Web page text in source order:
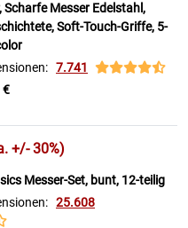
Scharfe Messer Edelstahl,
Soft-Touch-Griffe, 5-
7.741
€
+/- 30%)
Messer-Set, bunt, 12-teilig
25.608